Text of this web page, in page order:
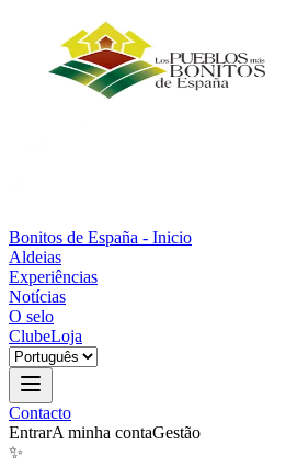
Bonitos de España - Inicio
Aldeias
Experiências
Notícias
O selo
ClubeLoja
Contacto
EntrarA minha contaGestão
✨